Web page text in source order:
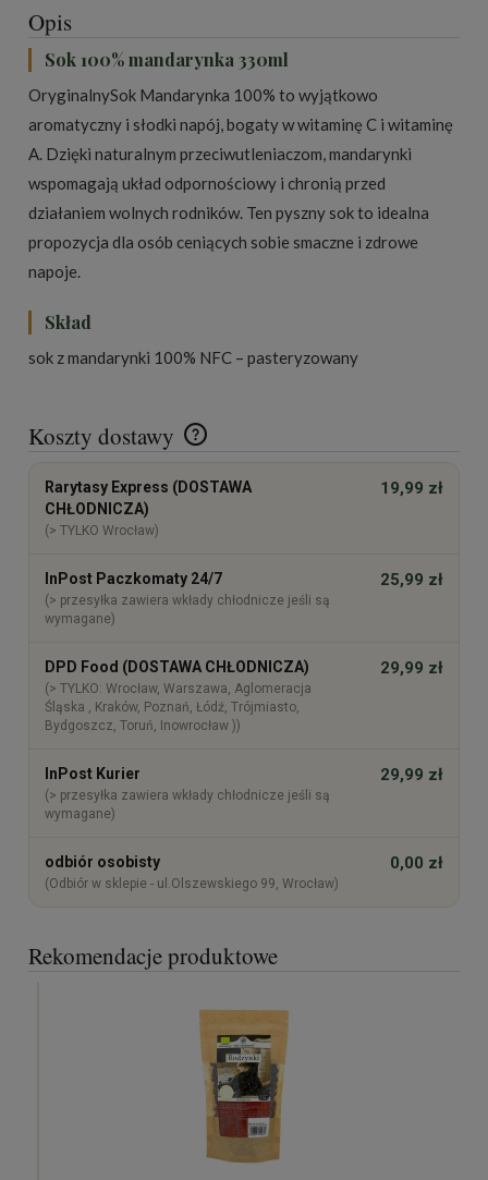
Opis
Sok 100% mandarynka 330ml
OryginalnySok Mandarynka 100% to wyjątkowo
aromatyczny i słodki napój, bogaty w witaminę C i witaminę
A. Dzięki naturalnym przeciwutleniaczom, mandarynki
wspomagają układ odpornościowy i chronią przed
działaniem wolnych rodników. Ten pyszny sok to idealna
propozycja dla osób ceniących sobie smaczne i zdrowe
napoje.
Skład
sok z mandarynki 100% NFC – pasteryzowany
Koszty dostawy
Cena nie zawiera ewentualnych kosztów płatności
Rarytasy Express (DOSTAWA
CHŁODNICZA)
(> TYLKO Wrocław)
19,99 zł
InPost Paczkomaty 24/7
(> przesyłka zawiera wkłady chłodnicze jeśli są
wymagane)
25,99 zł
DPD Food (DOSTAWA CHŁODNICZA)
(> TYLKO: Wrocław, Warszawa, Aglomeracja
Śląska , Kraków, Poznań, Łódź, Trójmiasto,
Bydgoszcz, Toruń, Inowrocław ))
29,99 zł
InPost Kurier
(> przesyłka zawiera wkłady chłodnicze jeśli są
wymagane)
29,99 zł
odbiór osobisty
(Odbiór w sklepie - ul.Olszewskiego 99, Wrocław)
0,00 zł
Rekomendacje produktowe